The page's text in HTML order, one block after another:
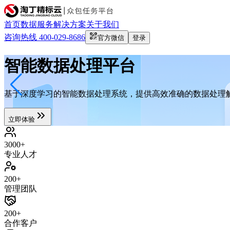
首页数据服务解决方案关于我们
咨询热线 400-029-8686
官方微信 登录
智能数据处理平台
基于深度学习的智能数据处理系统，提供高效准确的数据处理
立即体验
3000+
专业人才
200+
管理团队
200+
合作客户